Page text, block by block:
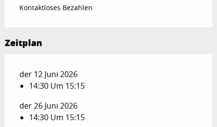
Kontaktloses Bezahlen
Zeitplan
der 12 Juni 2026
14:30 Um 15:15
der 26 Juni 2026
14:30 Um 15:15